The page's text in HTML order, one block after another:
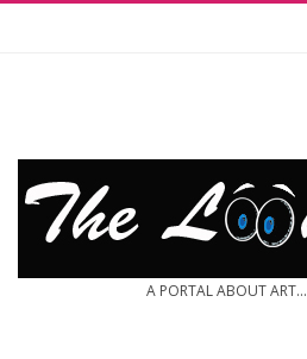
THE A PORTAL ABOUT ART...